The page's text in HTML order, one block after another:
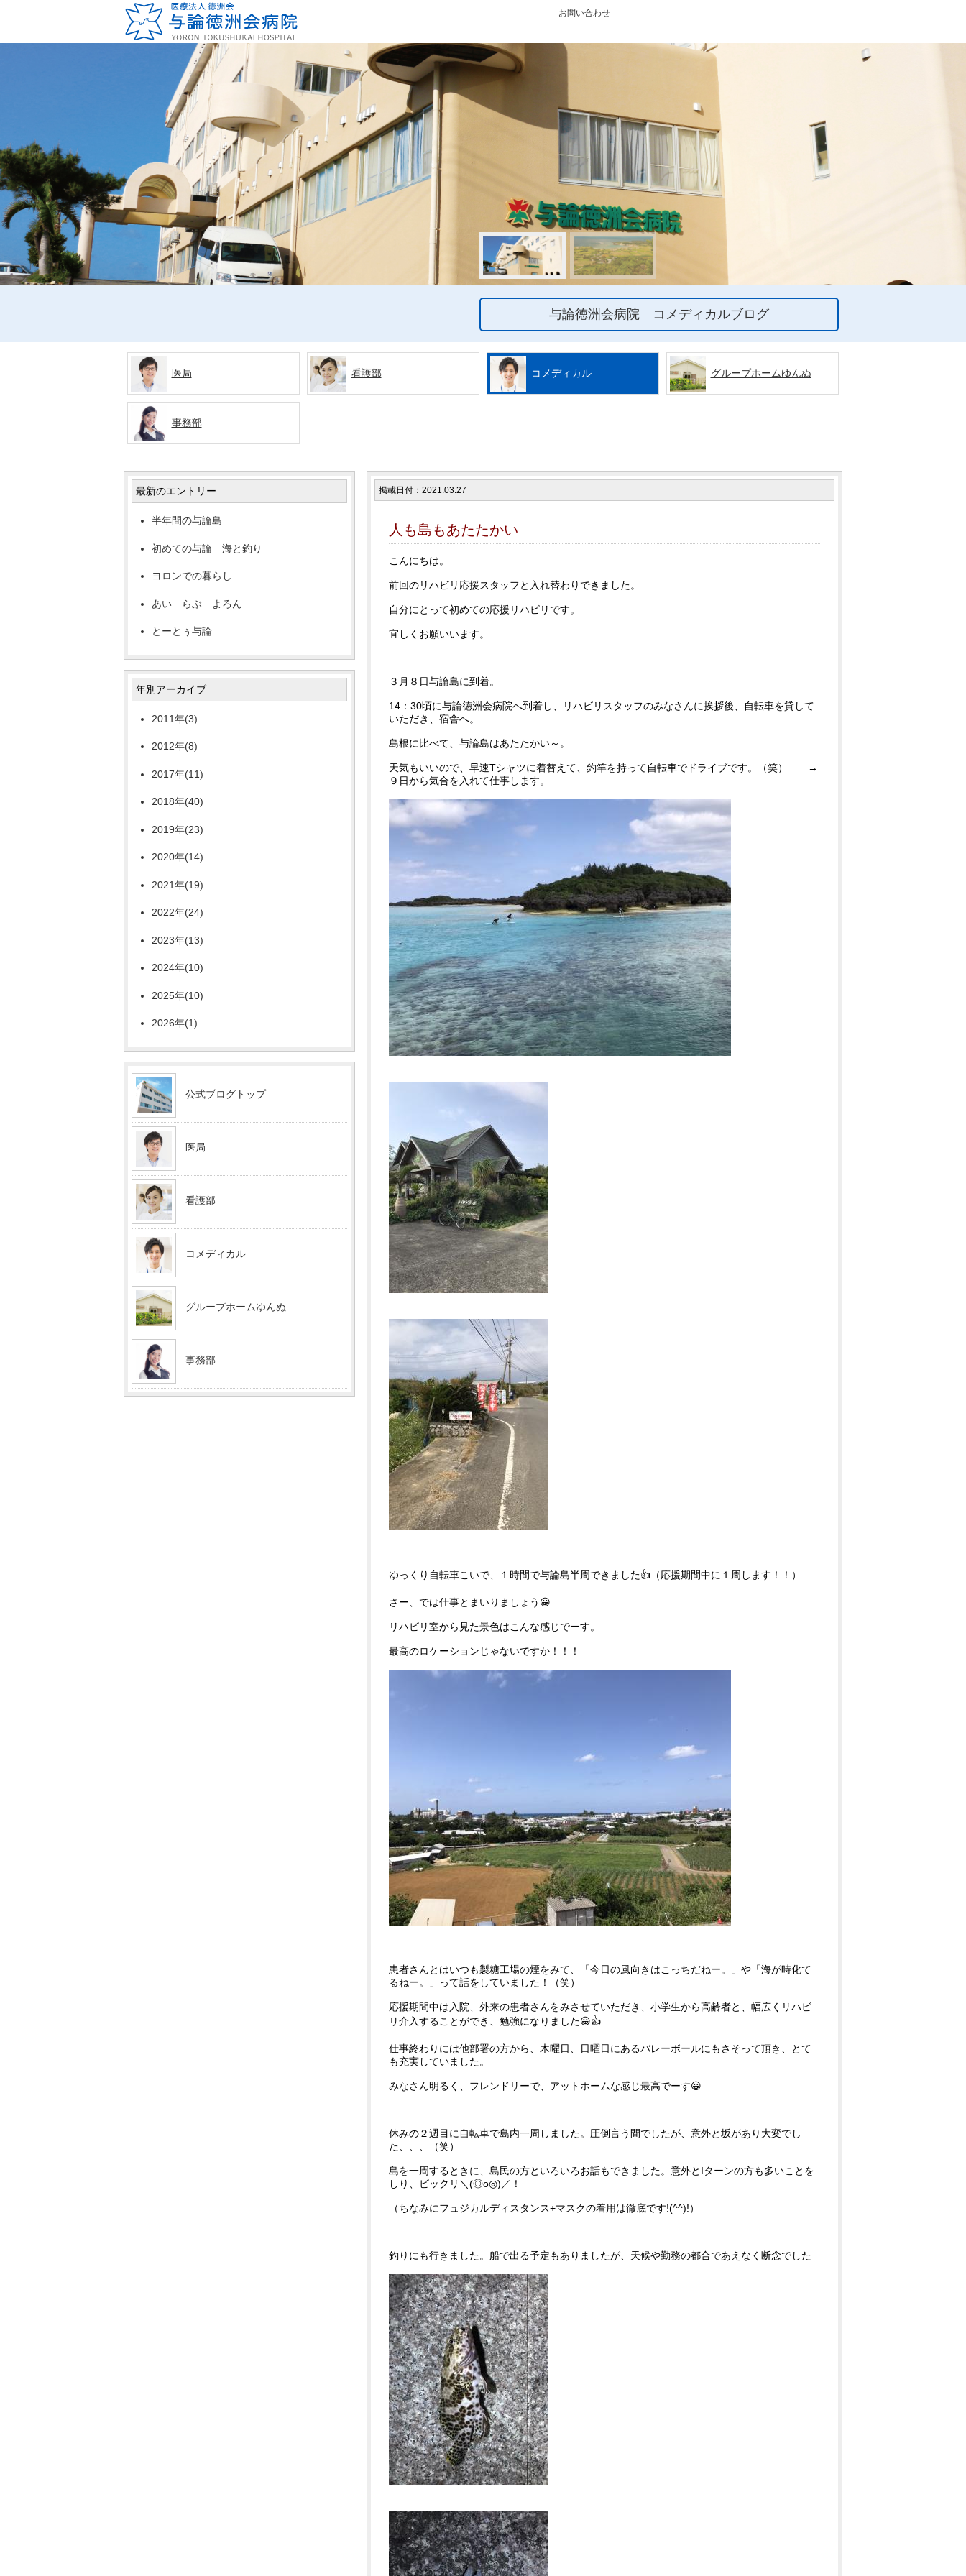
お問い合わせ
与論徳洲会病院 コメディカルブログ
医局 看護部 コメディカル グループホームゆんぬ
事務部
掲載日付：2021.03.27
人も島もあたたかい
こんにちは。
前回のリハビリ応援スタッフと入れ替わりできました。
自分にとって初めての応援リハビリです。
宜しくお願いいます。
３月８日与論島に到着。
14：30頃に与論徳洲会病院へ到着し、リハビリスタッフのみなさんに挨拶後、自転車を貸して
いただき、宿舎へ。
島根に比べて、与論島はあたたかい～。
天気もいいので、早速Tシャツに着替えて、釣竿を持って自転車でドライブです。（笑） →
９日から気合を入れて仕事します。
ゆっくり自転車こいで、１時間で与論島半周できました👍（応援期間中に１周します！！）
さー、では仕事とまいりましょう😀
リハビリ室から見た景色はこんな感じでーす。
最高のロケーションじゃないですか！！！
患者さんとはいつも製糖工場の煙をみて、「今日の風向きはこっちだねー。」や「海が時化て
るねー。」って話をしていました！（笑）
応援期間中は入院、外来の患者さんをみさせていただき、小学生から高齢者と、幅広くリハビ
リ介入することができ、勉強になりました😀👍
仕事終わりには他部署の方から、木曜日、日曜日にあるバレーボールにもさそって頂き、とて
も充実していました。
みなさん明るく、フレンドリーで、アットホームな感じ最高でーす😀
休みの２週目に自転車で島内一周しました。圧倒言う間でしたが、意外と坂があり大変でし
た、、、（笑）
島を一周するときに、島民の方といろいろお話もできました。意外とIターンの方も多いことを
しり、ビックリ＼(◎o◎)／！
（ちなみにフュジカルディスタンス+マスクの着用は徹底です!(^^)!）
釣りにも行きました。船で出る予定もありましたが、天候や勤務の都合であえなく断念でした
最新のエントリー
半年間の与論島
初めての与論 海と釣り
ヨロンでの暮らし
あい らぶ よろん
とーとぅ与論
年別アーカイブ
2011年(3)
2012年(8)
2017年(11)
2018年(40)
2019年(23)
2020年(14)
2021年(19)
2022年(24)
2023年(13)
2024年(10)
2025年(10)
2026年(1)
公式ブログトップ
医局
看護部
コメディカル
グループホームゆんぬ
事務部